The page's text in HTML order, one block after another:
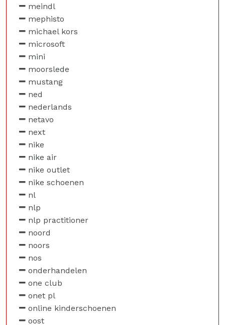
meindl
mephisto
michael kors
microsoft
mini
moorslede
mustang
ned
nederlands
netavo
next
nike
nike air
nike outlet
nike schoenen
nl
nlp
nlp practitioner
noord
noors
nos
onderhandelen
one club
onet pl
online kinderschoenen
oost